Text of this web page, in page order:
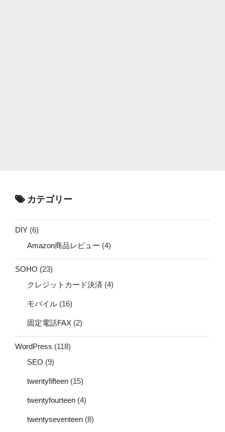
カテゴリー
DIY (6)
Amazon商品レビュー (4)
SOHO (23)
クレジットカード決済 (4)
モバイル (16)
固定電話FAX (2)
WordPress (118)
SEO (9)
twentyfifteen (15)
twentyfourteen (4)
twentyseventeen (8)